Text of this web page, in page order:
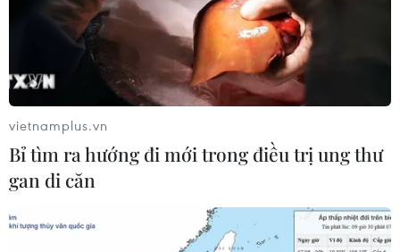
vietnamplus.vn
Bỉ tìm ra hướng đi mới trong điều trị ung thư
gan di căn